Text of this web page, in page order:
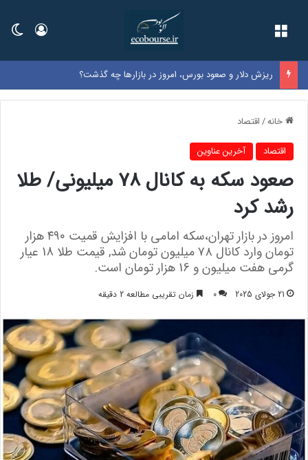
ورود
ریزش دلار و صعود بورس، امروز در بازارها چه گذشت؟
خانه/اقتصاد
اقتصاد آخرین عناوین
صعود سکه به کانال 78 میلیونی/ طلا
رشد کرد
امروز در بازار تهران،سکه امامی با افزایش قمیت ۴۹۰ هزار
تومان وارد کانال ۷۸ میلیون تومان شد, قیمت طلا 18 عیار
گرمی هفت میلیون و 16 هزار تومان است.
21 جولای 2025 0 زمان تقریبی مطالعه 2 دقیقه